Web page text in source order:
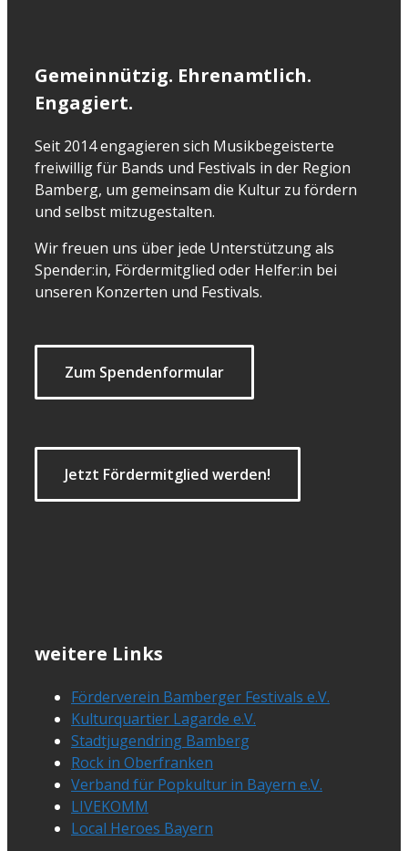
Gemeinnützig. Ehrenamtlich.
Engagiert.
Seit 2014 engagieren sich Musikbegeisterte
freiwillig für Bands und Festivals in der Region
Bamberg, um gemeinsam die Kultur zu fördern
und selbst mitzugestalten.
Wir freuen uns über jede Unterstützung als
Spender:in, Fördermitglied oder Helfer:in bei
unseren Konzerten und Festivals.
Zum Spendenformular
Jetzt Fördermitglied werden!
weitere Links
Förderverein Bamberger Festivals e.V.
Kulturquartier Lagarde e.V.
Stadtjugendring Bamberg
Rock in Oberfranken
Verband für Popkultur in Bayern e.V.
LIVEKOMM
Local Heroes Bayern